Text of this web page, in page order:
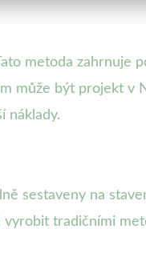
metoda zahrnuje
může být projekt v
náklady.
sestaveny na
tradičními